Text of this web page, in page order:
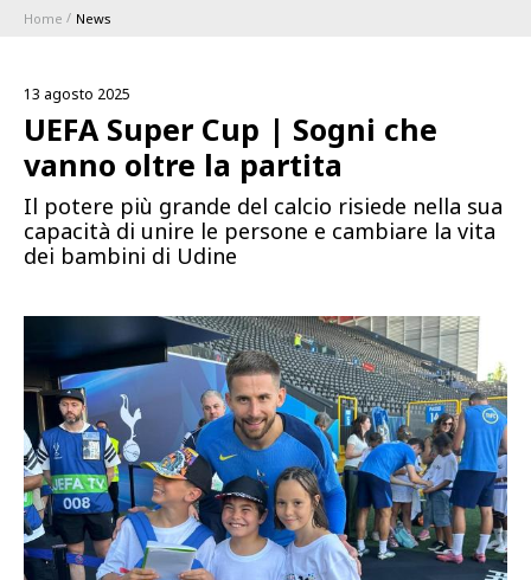
1896 MEMBERSHIP PROGRAM
STAGIONE
Calendari e Risultati
Classifiche
BLUENERGY STADIUM
MEETING CENTER
SPONSOR
SQUADRE
Home News
13 agosto 2025
UEFA Super Cup | Sogni che
vanno oltre la partita
Il potere più grande del calcio risiede nella sua
capacità di unire le persone e cambiare la vita
dei bambini di Udine